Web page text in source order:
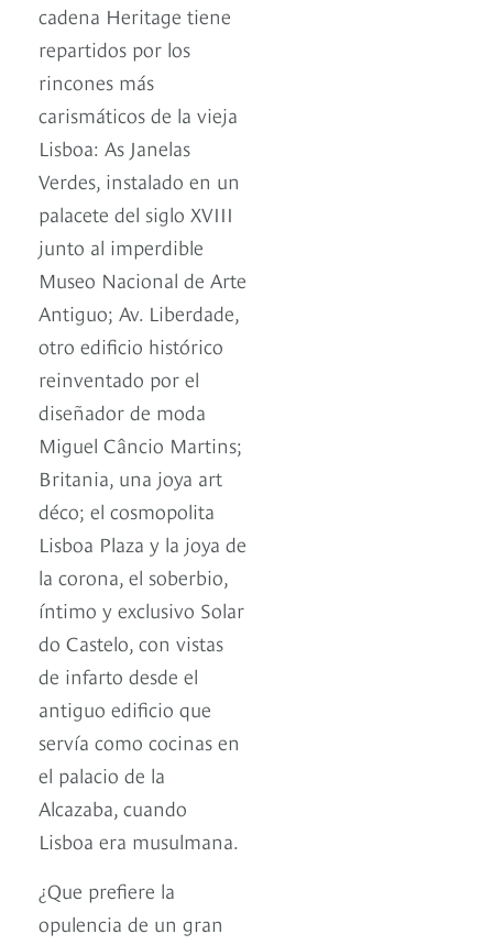
cadena Heritage tiene
repartidos por los
rincones más
carismáticos de la vieja
Lisboa: As Janelas
Verdes, instalado en un
palacete del siglo XVIII
junto al imperdible
Museo Nacional de Arte
Antiguo; Av. Liberdade,
otro edificio histórico
reinventado por el
diseñador de moda
Miguel Câncio Martins;
Britania, una joya art
déco; el cosmopolita
Lisboa Plaza y la joya de
la corona, el soberbio,
íntimo y exclusivo Solar
do Castelo, con vistas
de infarto desde el
antiguo edificio que
servía como cocinas en
el palacio de la
Alcazaba, cuando
Lisboa era musulmana.
¿Que prefiere la
opulencia de un gran